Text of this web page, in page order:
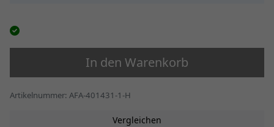
In den Warenkorb
Artikelnummer: AFA-401431-1-H
Vergleichen